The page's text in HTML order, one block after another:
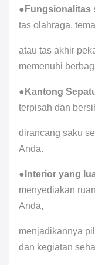
● Fungsionalitas
tas olahraga,
atau tas akhir
memenuhi
● Kantong
terpisah dan
dirancang saku
Anda.
● Interior yang
menyediakan
Anda,
menjadikannya
dan kegiatan